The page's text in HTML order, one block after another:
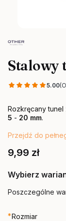
Stalowy
5.00
Rozkręcany tunel
5 - 20 mm.
Przejdź do
Cena
9,99 zł
Wybierz
Poszczególne
*Rozmiar